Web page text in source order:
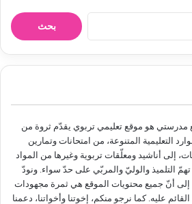
ن
مدرستي هو موقع تعليمي تربوي يقدّم ثروة من
التعليمية المتنوعة، من امتحانات وتمارين
إلى أناشيد ومعلّقات تربوية وغيرها من المواد
تهمّ التلميذ والوليّ والمربّي على حدّ سواء. ونودّ
إلى أنّ جميع محتويات الموقع هي ثمرة مجهودات
عليه. كما نرجو منكم، إخوتنا وأخواتنا، دعمنا